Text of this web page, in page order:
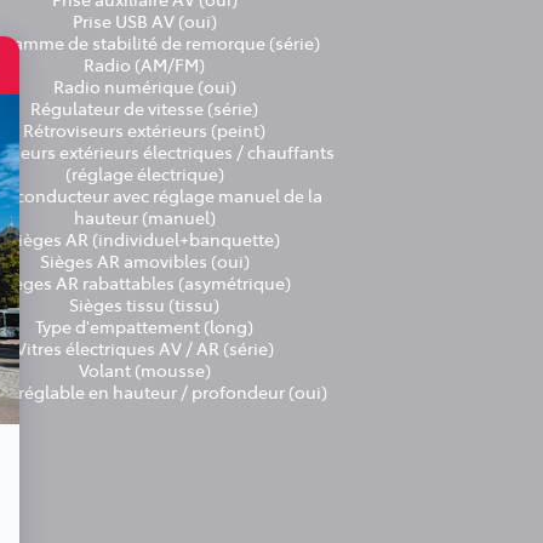
Prise USB AV (oui)
de stabilité de remorque (série)
Radio (AM/FM)
Radio numérique (oui)
Régulateur de vitesse (série)
Rétroviseurs extérieurs (peint)
extérieurs électriques / chauffants
(réglage électrique)
conducteur avec réglage manuel de la
hauteur (manuel)
Sièges AR (individuel+banquette)
Sièges AR amovibles (oui)
Sièges AR rabattables (asymétrique)
Sièges tissu (tissu)
Type d'empattement (long)
Vitres électriques AV / AR (série)
Volant (mousse)
réglable en hauteur / profondeur (oui)